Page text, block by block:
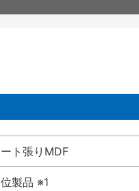
ト張りMDF
製品 ※1